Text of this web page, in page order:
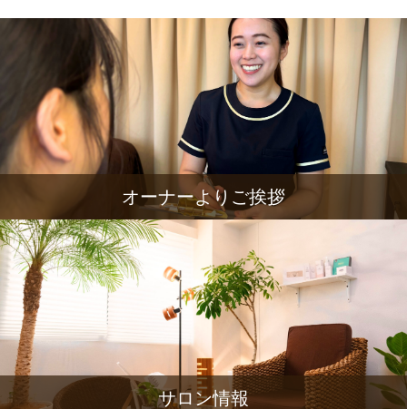
オーナーよりご挨拶
サロン情報